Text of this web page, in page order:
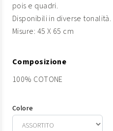
pois e quadri.
Disponibili in diverse tonalità.
Misure: 45 X 65 cm
Composizione
100% COTONE
Colore